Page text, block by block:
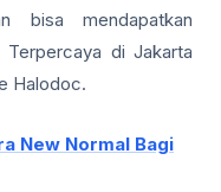
bisa mendapatkan
di Jakarta
Halodoc.
New Normal Bagi